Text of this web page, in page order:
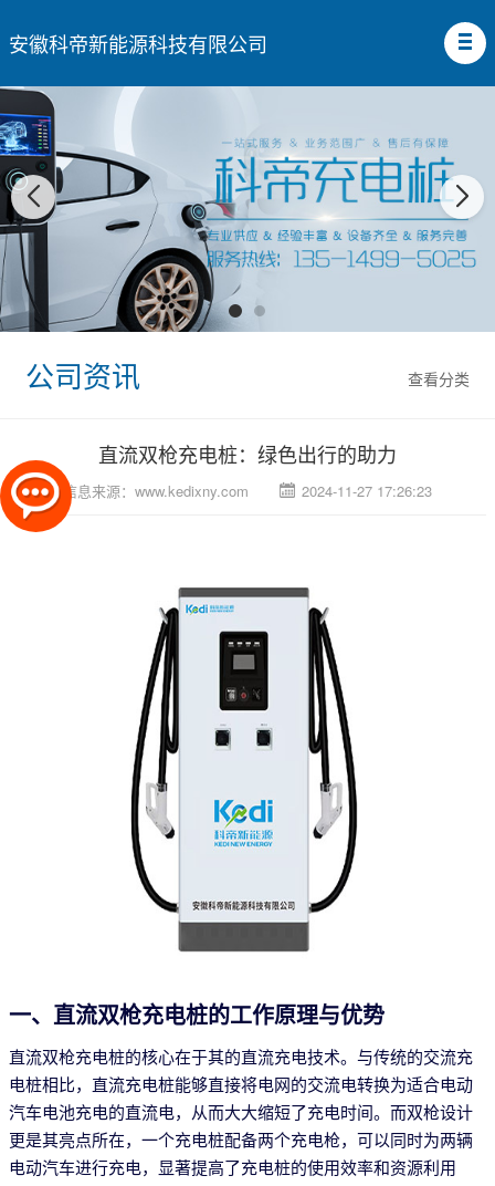
安徽科帝新能源科技有限公司
查看分类
公司资讯
直流双枪充电桩：绿色出行的助力
信息来源： www.kedixny.com 2024-11-27 17:26:23
一、直流双枪充电桩的工作原理与优势
直流双枪充电桩的核心在于其的直流充电技术。与传统的交流充
电桩相比，直流充电桩能够直接将电网的交流电转换为适合电动
汽车电池充电的直流电，从而大大缩短了充电时间。而双枪设计
更是其亮点所在，一个充电桩配备两个充电枪，可以同时为两辆
电动汽车进行充电，显著提高了充电桩的使用效率和资源利用